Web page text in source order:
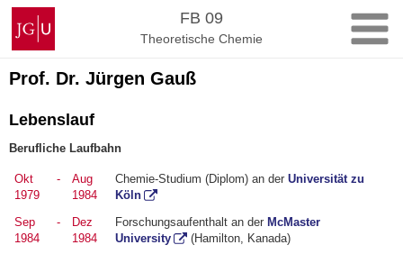
Zum
Inhalt
springen
Johannes
Gutenberg-
Universität
Mainz
FB 09
Theoretische Chemie
Prof. Dr. Jürgen Gauß
Lebenslauf
Berufliche Laufbahn
Okt
1979
-
Aug
1984
Chemie-Studium (Diplom) an derUniversität zu
Köln
Sep
1984
-
Dez
1984
Forschungsaufenthalt an derMcMaster
University
(Hamilton, Kanada)